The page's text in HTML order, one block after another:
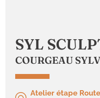
SYL
COURGEAU
Atelier étape